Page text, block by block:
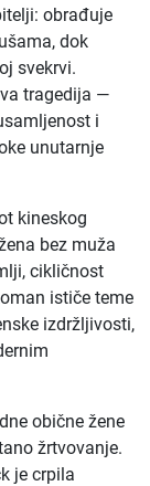
obrađuje
dok
svekrvi.
tragedija —
i
unutarnje
kineskog
bez muža
cikličnost
ističe teme
izdržljivosti,
obične žene
žrtvovanje.
je crpila